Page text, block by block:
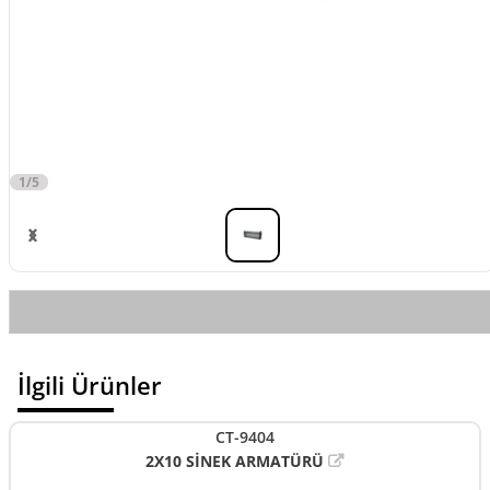
1/5
İlgili Ürünler
CT-9404
2X10 SİNEK ARMATÜRÜ